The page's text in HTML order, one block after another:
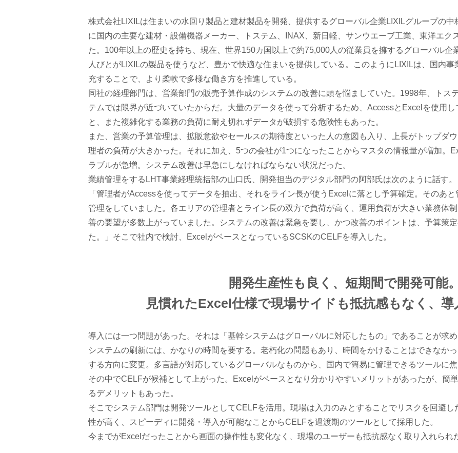
株式会社LIXILは住まいの水回り製品と建材製品を開発、提供するグローバル企業LIXILグループの
に国内の主要な建材・設備機器メーカー、トステム、INAX、新日軽、サンウエーブ工業、東洋エク
た。100年以上の歴史を持ち、現在、世界150カ国以上で約75,000人の従業員を擁するグローバル企
人びとがLIXILの製品を使うなど、豊かで快適な住まいを提供している。このようにLIXILは、国内
充することで、より柔軟で多様な働き方を推進している。
同社の経理部門は、営業部門の販売予算作成のシステムの改善に頭を悩ましていた。1998年、トス
テムでは限界が近づいていたからだ。大量のデータを使って分析するため、AccessとExcelを使用
と、また複雑化する業務の負荷に耐え切れずデータが破損する危険性もあった。
また、営業の予算管理は、拡販意欲やセールスの期待度といった人の意図も入り、上長がトップダ
理者の負荷が大きかった。それに加え、5つの会社が1つになったことからマスタの情報量が増加。
ラブルが急増。システム改善は早急にしなければならない状況だった。
業績管理をするLHT事業経理統括部の山口氏、開発担当のデジタル部門の阿部氏は次のように話す。
「管理者がAccessを使ってデータを抽出、それをライン長が使うExcelに落とし予算確定。そのあ
管理をしていました。各エリアの管理者とライン長の双方で負荷が高く、運用負荷が大きい業務体
善の要望が多数上がっていました。システムの改善は緊急を要し、かつ改善のポイントは、予算策
た。」そこで社内で検討、ExcelがベースとなっているSCSKのCELFを導入した。
開発生産性も良く、短期間で開発可能。
見慣れたExcel仕様で現場サイドも抵抗感もなく、導
導入には一つ問題があった。それは「基幹システムはグローバルに対応したもの」であることが求
システムの刷新には、かなりの時間を要する。老朽化の問題もあり、時間をかけることはできなか
する方向に変更。多言語が対応しているグローバルなものから、国内で簡易に管理できるツールに焦
その中でCELFが候補として上がった。Excelがベースとなり分かりやすいメリットがあったが、簡
るデメリットもあった。
そこでシステム部門は開発ツールとしてCELFを活用。現場は入力のみとすることでリスクを回避
性が高く、スピーディに開発・導入が可能なことからCELFを過渡期のツールとして採用した。
今までがExcelだったことから画面の操作性も変化なく、現場のユーザーも抵抗感なく取り入れられ